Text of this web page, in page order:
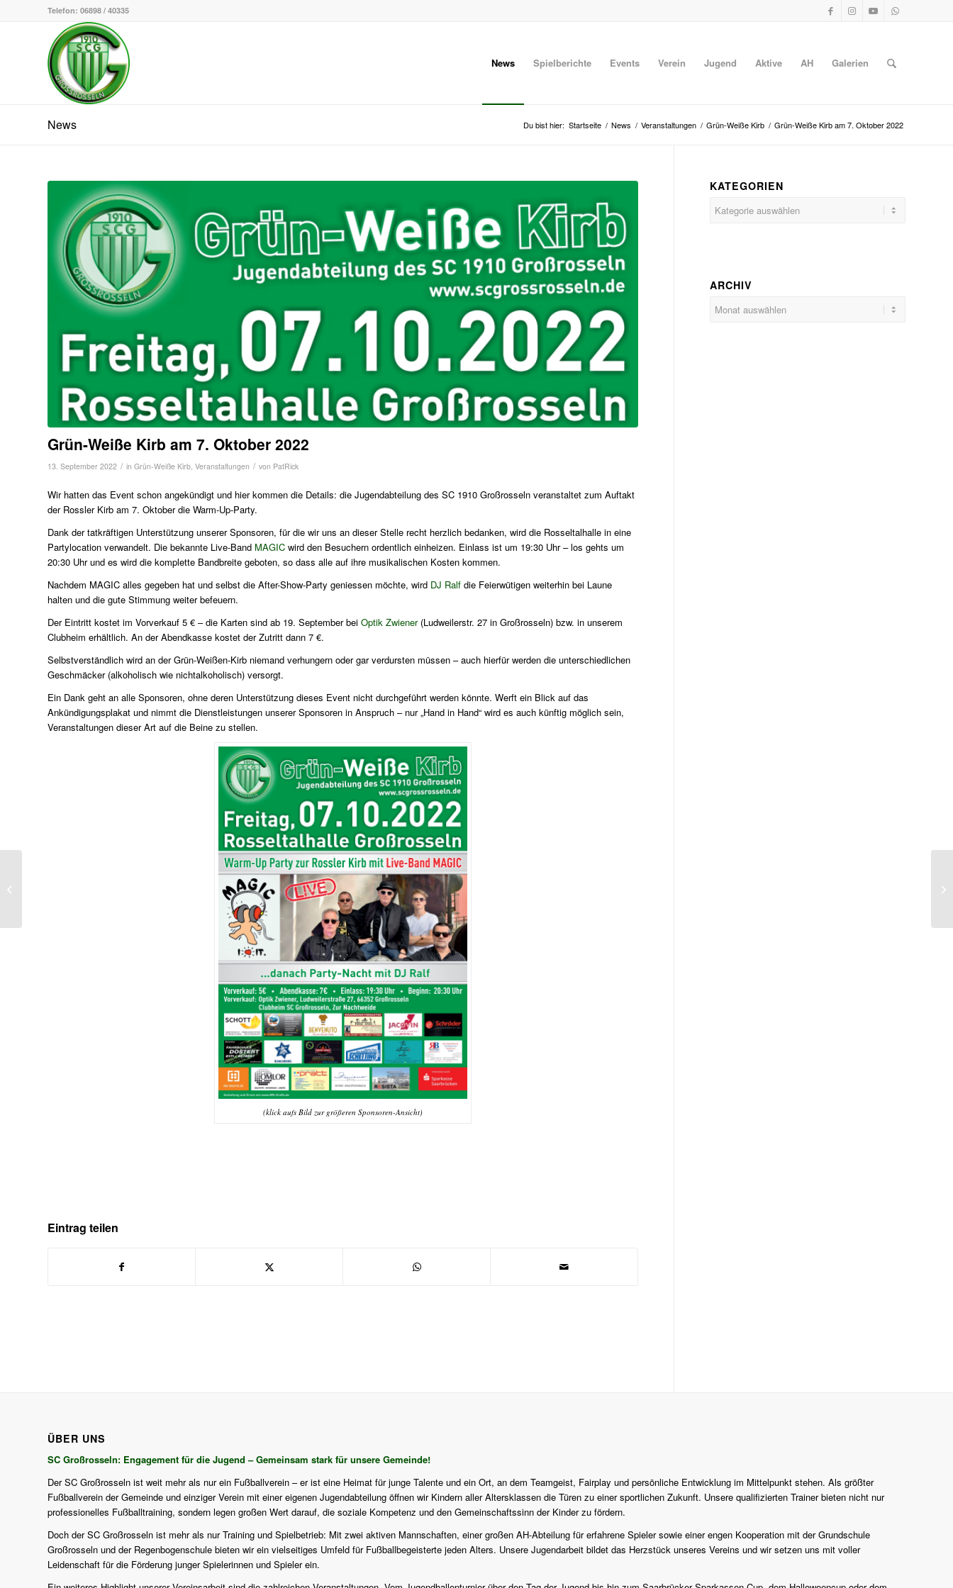
Telefon: 06898 / 40335
News Spielberichte Events Verein Jugend Aktive AH Galerien
News Du bist hier: Startseite / News / Veranstaltungen / Grün-Weiße Kirb / Grün-Weiße Kirb am 7. Oktober 2022
Grün-Weiße Kirb am 7. Oktober 2022
13. September 2022 / in Grün-Weiße Kirb Veranstaltungen / von PatRick
Wir hatten das Event schon angekündigt und hier kommen die Details: die Jugendabteilung des SC 1910 Großrosseln veranstaltet zum Auftakt
der Rossler Kirb am 7. Oktober die Warm-Up-Party.
Dank der tatkräftigen Unterstützung unserer Sponsoren, für die wir uns an dieser Stelle recht herzlich bedanken, wird die Rosseltalhalle in eine
Partylocation verwandelt. Die bekannte Live-Band MAGIC wird den Besuchern ordentlich einheizen. Einlass ist um 19:30 Uhr – los gehts um
20:30 Uhr und es wird die komplette Bandbreite geboten, so dass alle auf ihre musikalischen Kosten kommen.
Nachdem MAGIC alles gegeben hat und selbst die After-Show-Party geniessen möchte, wird DJ Ralf die Feierwütigen weiterhin bei Laune
halten und die gute Stimmung weiter befeuern.
Der Eintritt kostet im Vorverkauf 5 € – die Karten sind ab 19. September bei Optik Zwiener(Ludweilerstr. 27 in Großrosseln) bzw. in unserem
Clubheim erhältlich. An der Abendkasse kostet der Zutritt dann 7 €.
Selbstverständlich wird an der Grün-Weißen-Kirb niemand verhungern oder gar verdursten müssen – auch hierfür werden die unterschiedlichen
Geschmäcker (alkoholisch wie nichtalkoholisch) versorgt.
Ein Dank geht an alle Sponsoren, ohne deren Unterstützung dieses Event nicht durchgeführt werden könnte. Werft ein Blick auf das
Ankündigungsplakat und nimmt die Dienstleistungen unserer Sponsoren in Anspruch – nur „Hand in Hand“ wird es auch künftig möglich sein,
Veranstaltungen dieser Art auf die Beine zu stellen.
(klick aufs Bild zur größeren Sponsoren-Ansicht)
Eintrag teilen
KATEGORIEN
ARCHIV
ÜBER UNS
SC Großrosseln: Engagement für die Jugend – Gemeinsam stark für unsere Gemeinde!
Der SC Großrosseln ist weit mehr als nur ein Fußballverein – er ist eine Heimat für junge Talente und ein Ort, an dem Teamgeist, Fairplay und persönliche Entwicklung im Mittelpunkt stehen. Als größter
Fußballverein der Gemeinde und einziger Verein mit einer eigenen Jugendabteilung öffnen wir Kindern aller Altersklassen die Türen zu einer sportlichen Zukunft. Unsere qualifizierten Trainer bieten nicht nur
professionelles Fußballtraining, sondern legen großen Wert darauf, die soziale Kompetenz und den Gemeinschaftssinn der Kinder zu fördern.
Doch der SC Großrosseln ist mehr als nur Training und Spielbetrieb: Mit zwei aktiven Mannschaften, einer großen AH-Abteilung für erfahrene Spieler sowie einer engen Kooperation mit der Grundschule
Großrosseln und der Regenbogenschule bieten wir ein vielseitiges Umfeld für Fußballbegeisterte jeden Alters. Unsere Jugendarbeit bildet das Herzstück unseres Vereins und wir setzen uns mit voller
Leidenschaft für die Förderung junger Spielerinnen und Spieler ein.